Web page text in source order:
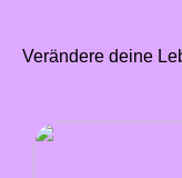
Verändere deine